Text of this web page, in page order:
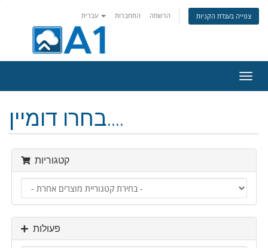
התחברות הרשמה צפייה בעגלת הקניות
ניווט
בחרו דומיין....
קטגוריות
פעולות